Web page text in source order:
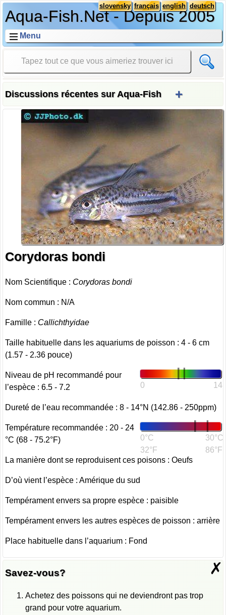
Aqua-Fish.Net - Depuis 2005
deutsch
english
français
slovensky
Menu
Discussions récentes sur Aqua-Fish +
Corydoras bondi
Nom Scientifique : Corydoras bondi
Nom commun : N/A
Famille : Callichthyidae
Taille habituelle dans les aquariums de poisson : 4 - 6 cm
(1.57 - 2.36 pouce)
0 14
Niveau de pH recommandé pour
l’espèce : 6.5 - 7.2
Dureté de l’eau recommandée : 8 - 14°N (142.86 - 250ppm)
0°C
32°F
30°C
86°F
Température recommandée : 20 - 24
°C (68 - 75.2°F)
La manière dont se reproduisent ces poisons : Oeufs
D’où vient l’espèce : Amérique du sud
Tempérament envers sa propre espèce : paisible
Tempérament envers les autres espèces de poisson : arrière
Place habituelle dans l’aquarium : Fond
✗
Savez-vous?
Achetez des poissons qui ne deviendront pas trop
grand pour votre aquarium.